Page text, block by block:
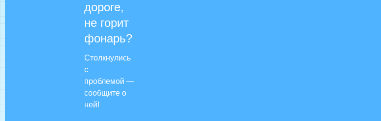
дороге,
не горит
фонарь?
Столкнулись
с
проблемой —
сообщите о
ней!